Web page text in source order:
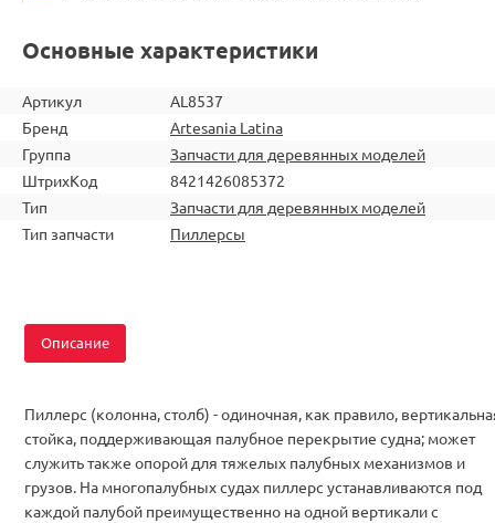
Основные характеристики
Артикул
AL8537
Бренд
Artesania Latina
Группа
Запчасти для деревянных моделей
ШтрихКод
8421426085372
Тип
Запчасти для деревянных моделей
Тип запчасти
Пиллерсы
Описание
Пиллерс (колонна, столб) - одиночная, как правило,
стойка, поддерживающая палубное перекрытие судна; может
служить также опорой для тяжелых палубных механизмов и
грузов. На многопалубных судах пиллерс устанавливаются под
каждой палубой преимущественно на одной вертикали с